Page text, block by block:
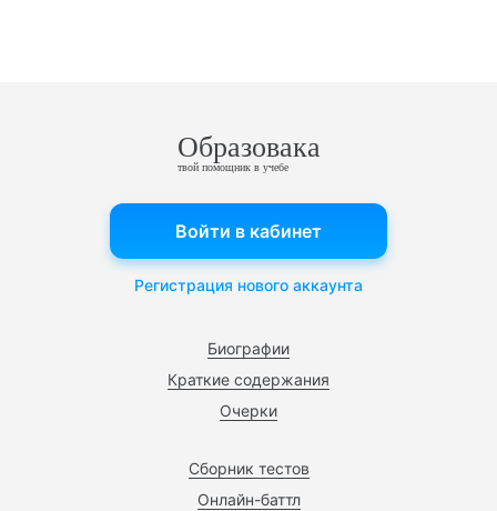
Образовака
твой помощник в учебе
Биографии
Краткие содержания
Очерки
Сборник тестов
Онлайн-баттл
Войти в кабинет
Регистрация нового аккаунта